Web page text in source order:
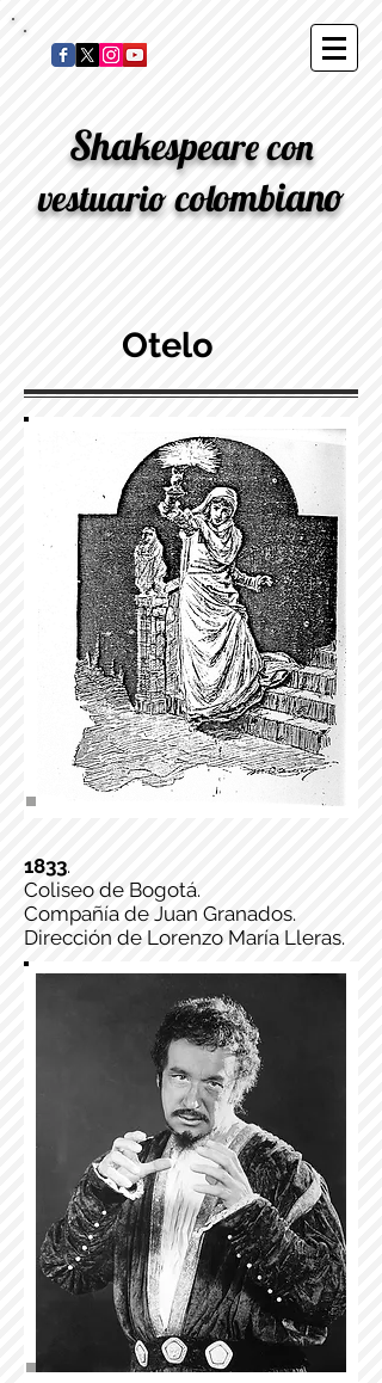
Shakespearecon
vestuariocolombiano
Otelo
1833.
Coliseo de Bogotá.
Compañía de Juan Granados.
Dirección de Lorenzo María Lleras.